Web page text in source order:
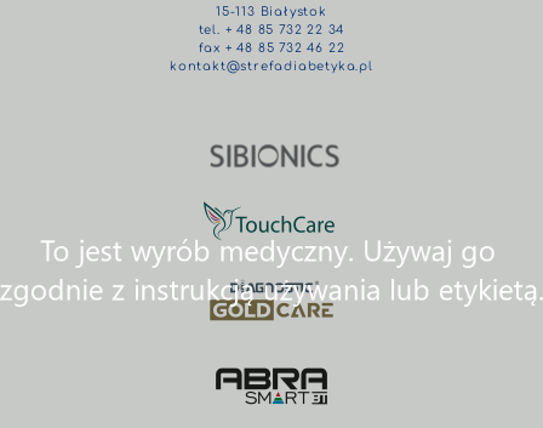
15-113 Białystok
tel. + 48 85 732 22 34
fax + 48 85 732 46 22
kontakt@strefadiabetyka.pl